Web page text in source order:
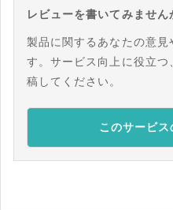
レビューを書いてみません
製品に関するあなたの意見
す。サービス向上に役立
稿してください。
このサービス